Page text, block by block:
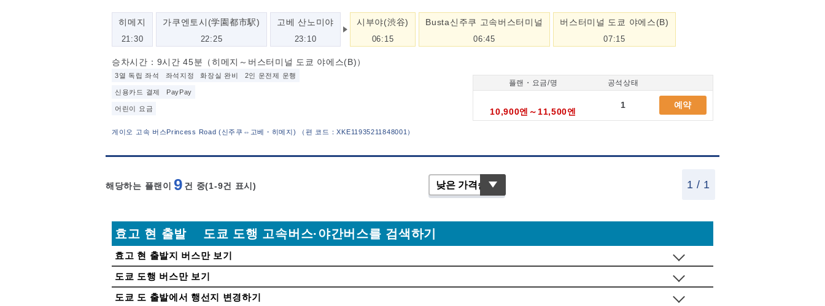
게이오 고속 버스Princess Road (신주쿠⇔고베・히메지) （ 편 코드：XKE11935211848001 ）
히메지
21:30
가쿠엔토시(学園都市駅)
22:25
고베 산노미야
23:10
시부야(渋谷)
06:15
Busta신주쿠 고속버스터미널
06:45
버스터미널 도쿄 야에스(B)
07:15
승차시간：9시간 45분（히메지～버스터미널 도쿄 야에스(B)）
3열 독립 좌석 좌석지정 화장실 완비 2인 운전제 운행
신용카드 결제 PayPay
어린이 요금
플랜・요금/명 공석상태
10,900엔～11,500엔
1 예약
해당하는 플랜이 9 건 중(1-9건 표시) 1 / 1
효고 현 출발 도쿄 도행 고속버스·야간버스를 검색하기
효고 현 출발지 버스만 보기
도쿄 도행 버스만 보기
도쿄 도 출발에서 행선지 변경하기